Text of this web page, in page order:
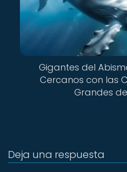
Gigantes del
Cercanos con las
Grandes
Deja una respuesta